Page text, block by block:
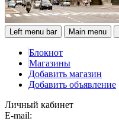
Left menu bar Main menu
Блокнот
Магазины
Добавить магазин
Добавить объявление
Личный кабинет
E-mail: